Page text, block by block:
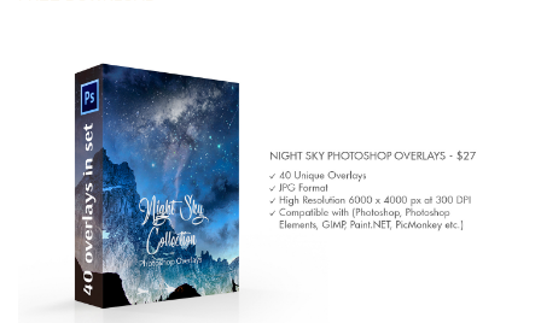
(347 Overlays)
Large 6000*4000px
Entire Collection
(1783 Overlays)
Large 6000*4000px
Download Grátis